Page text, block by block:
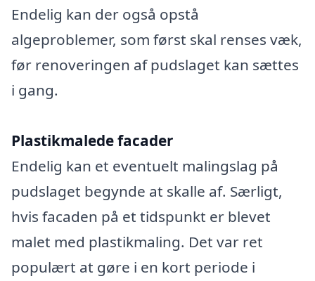
Endelig kan der også opstå
algeproblemer, som først skal renses væk,
før renoveringen af pudslaget kan sættes
i gang.
Plastikmalede facader
Endelig kan et eventuelt malingslag på
pudslaget begynde at skalle af. Særligt,
hvis facaden på et tidspunkt er blevet
malet med plastikmaling. Det var ret
populært at gøre i en kort periode i